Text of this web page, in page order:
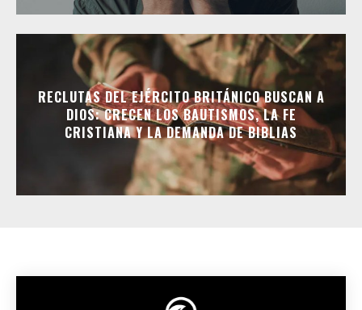
RECLUTAS DEL EJÉRCITO BRITÁNICO BUSCAN A
DIOS: CRECEN LOS BAUTISMOS, LA FE
CRISTIANA Y LA DEMANDA DE BIBLIAS